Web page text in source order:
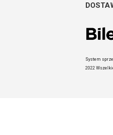
System
2022